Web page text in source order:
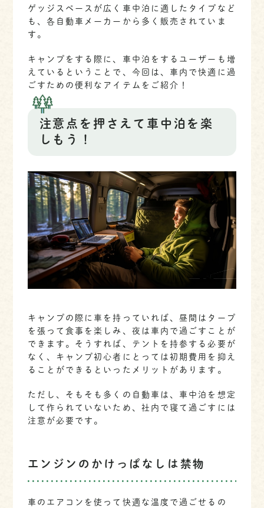
ゲッジスペースが広く車中泊に適したタイプなど
も、各自動車メーカーから多く販売されていま
す。
キャンプをする際に、車中泊をするユーザーも増
えているということで、今回は、車内で快適に過
ごすための便利なアイテムをご紹介！
注意点を押さえて車中泊を楽
しもう！
キャンプの際に車を持っていれば、昼間はタープ
を張って食事を楽しみ、夜は車内で過ごすことが
できます。そうすれば、テントを持参する必要が
なく、キャンプ初心者にとっては初期費用を抑え
ることができるといったメリットがあります。
ただし、そもそも多くの自動車は、車中泊を想定
して作られていないため、社内で寝て過ごすには
注意が必要です。
エンジンのかけっぱなしは禁物
車のエアコンを使って快適な温度で過ごせるの